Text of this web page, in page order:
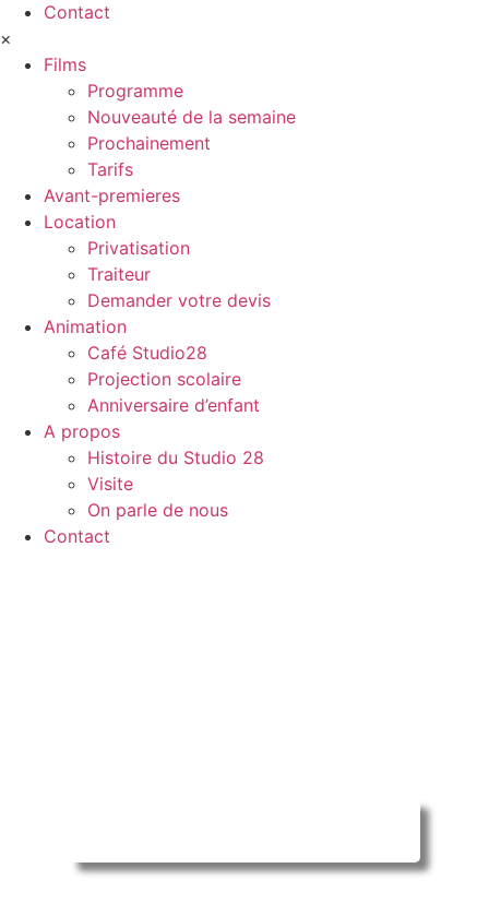
Contact
×
Films
Programme
Nouveauté de la semaine
Prochainement
Tarifs
Avant-premieres
Location
Privatisation
Traiteur
Demander votre devis
Animation
Café Studio28
Projection scolaire
Anniversaire d’enfant
A propos
Histoire du Studio 28
Visite
On parle de nous
Contact